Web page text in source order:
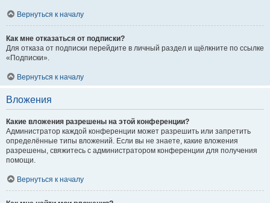
Вернуться к началу
Как мне отказаться от подписки?
Для отказа от подписки перейдите в личный раздел и щёлкните по ссылке
«Подписки».
Вернуться к началу
Вложения
Какие вложения разрешены на этой конференции?
Администратор каждой конференции может разрешить или запретить
определённые типы вложений. Если вы не знаете, какие вложения
разрешены, свяжитесь с администратором конференции для получения
помощи.
Вернуться к началу